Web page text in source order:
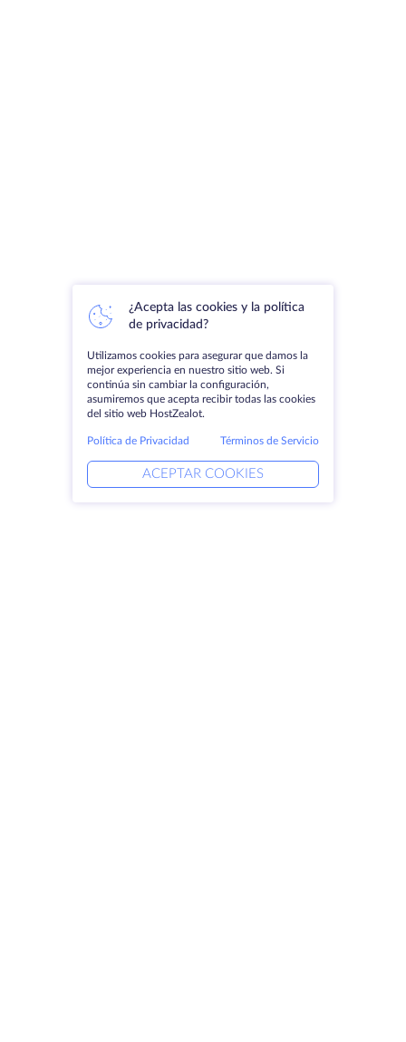
¿Acepta las cookies y la política
de privacidad?
Utilizamos cookies para asegurar que damos la
mejor experiencia en nuestro sitio web. Si
continúa sin cambiar la configuración,
asumiremos que acepta recibir todas las cookies
del sitio web HostZealot.
Política de Privacidad Términos de Servicio
ACEPTAR COOKIES